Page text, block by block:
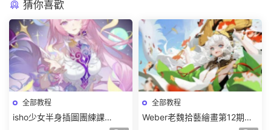
猜你喜歡
全部教程
isho少女半身插圖團練課
全部教程
Weber老魏拾藝繪畫第12期角